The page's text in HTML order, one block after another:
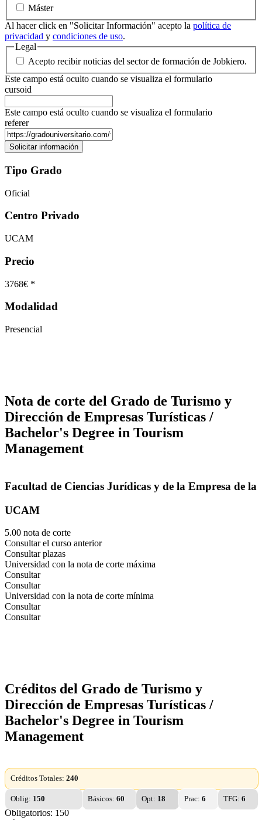
Máster
Al hacer click en "Solicitar Información" acepto la política de
privacidad y condiciones de uso.
Legal
Acepto recibir noticias del sector de formación de Jobkiero.
Este campo está oculto cuando se visualiza el formulario
cursoid
Este campo está oculto cuando se visualiza el formulario
referer
Tipo Grado
Oficial
Centro Privado
UCAM
Precio
3768€ *
Modalidad
Presencial
Nota de corte del Grado de Turismo y
Dirección de Empresas Turísticas /
Bachelor's Degree in Tourism
Management
Facultad de Ciencias Jurídicas y de la Empresa de la
UCAM
5.00 nota de corte
Consultar el curso anterior
Consultar plazas
Universidad con la nota de corte máxima
Consultar
Consultar
Universidad con la nota de corte mínima
Consultar
Consultar
Créditos del Grado de Turismo y
Dirección de Empresas Turísticas /
Bachelor's Degree in Tourism
Management
Créditos Totales: 240
Oblig: 150 Básicos:60 Opt: 18 Prac: 6 TFG:6
Obligatorios: 150